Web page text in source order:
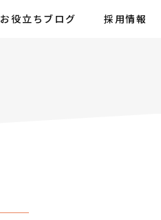
お役立ちブログ 採用情報